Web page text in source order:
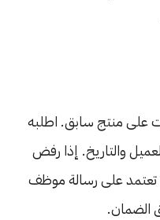
على منتج سابق. اطلبه
والتاريخ. إذا رفض
تعتمد على رسالة موظف
الضمان.